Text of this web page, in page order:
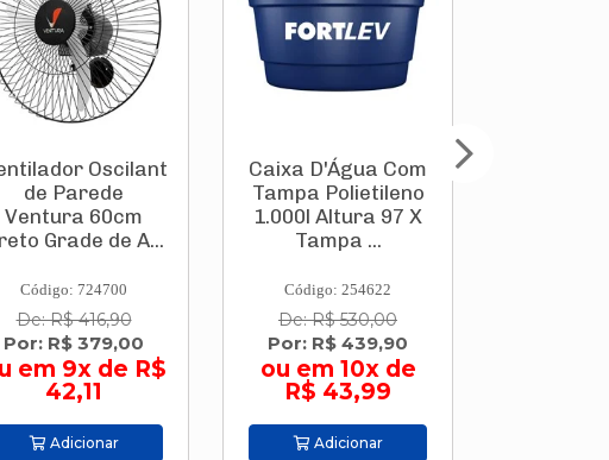
Oscilante
de Parede
Ventura 60cm
Grade de A...
Código: 724700
De: R$ 416,90
Por: R$ 379,00
em 9x de R$
42,11
Adicionar
Caixa D'Água Com
Tampa Polietileno
1.000l Altura 97 X
Tampa ...
Código: 254622
De: R$ 530,00
Por: R$ 439,90
ou em 10x de
R$ 43,99
Adicionar